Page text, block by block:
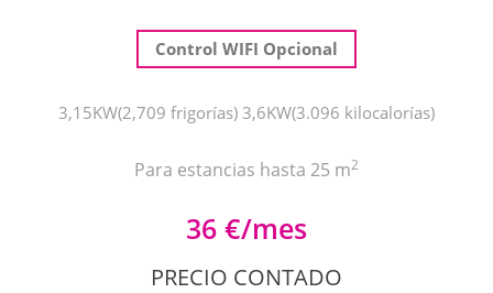
Control WIFI Opcional
3,15KW(2,709 frigorías) 3,6KW(3.096 kilocalorías)
Para estancias hasta 25 m2
36 €/mes
PRECIO CONTADO